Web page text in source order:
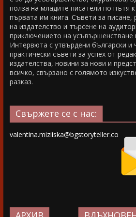
полза на младите писатели по пътя
първата им книга. Съвети за писане,
на издателство и търсене на
приключението на усъвършенстване
Интервюта с утвърдени български и
практически съвети за успех от
издателства, новини за нови и
всичко, свързано с голямото
разказ.
Свържете се с нас:
valentina.miziiska@bgstoryteller.co